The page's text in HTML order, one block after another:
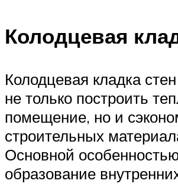
Колодцевая
Колодцевая кладка
не только построить
помещение, но и
строительных
Основной
образование